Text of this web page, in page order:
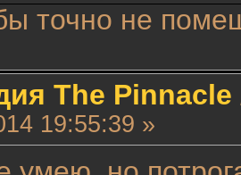
точно не
The Pinnacle
19:55:39 »